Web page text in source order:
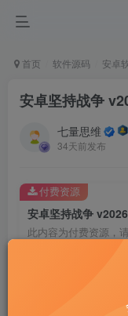
首页 软件源码 安卓
安卓坚持战争
七量思维
34天前发布
安卓坚持战争
此内容为付费资源，
付费资源